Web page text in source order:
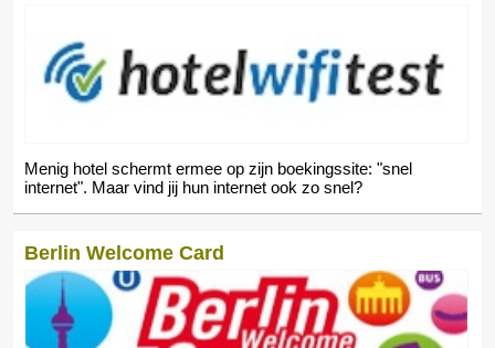
Menig hotel schermt ermee op zijn boekingssite: "snel
internet". Maar vind jij hun internet ook zo snel?
Berlin Welcome Card